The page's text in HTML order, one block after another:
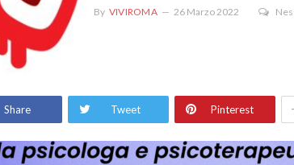
By VIVIROMA 26 Marzo 2022
Share Tweet Pinterest